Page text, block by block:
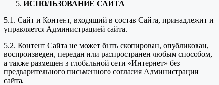
ИСПОЛЬЗОВАНИЕ САЙТА
5.1. Сайт и Контент, входящий в состав Сайта, принадлежит и
управляется Администрацией сайта.
5.2. Контент Сайта не может быть скопирован, опубликован,
воспроизведен, передан или распространен любым способом,
а также размещен в глобальной сети «Интернет» без
предварительного письменного согласия Администрации
сайта.